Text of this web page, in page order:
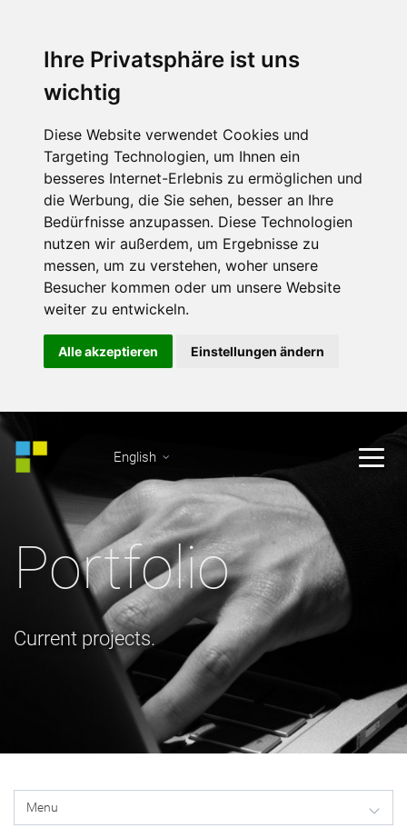
Ihre Privatsphäre ist uns
wichtig
Diese Website verwendet Cookies und
Targeting Technologien, um Ihnen ein
besseres Internet-Erlebnis zu ermöglichen und
die Werbung, die Sie sehen, besser an Ihre
Bedürfnisse anzupassen. Diese Technologien
nutzen wir außerdem, um Ergebnisse zu
messen, um zu verstehen, woher unsere
Besucher kommen oder um unsere Website
weiter zu entwickeln.
Alle akzeptieren Einstellungen ändern
English
Portfolio
Current projects.